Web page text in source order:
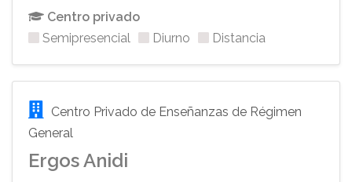
Centro privado
Semipresencial
Diurno Distancia
Centro Privado de Enseñanzas de Régimen
General
Ergos Anidi